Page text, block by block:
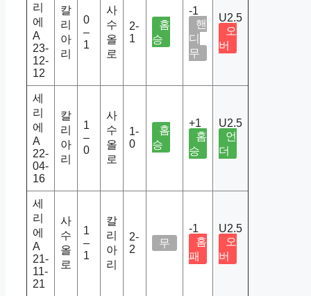
리
에
A
23-
12-
12
칼
리
아
리
0
–
1
사
수
올
로
2-
1
홈
승
-1
핸
디
무
U2.5
오
버
세
리
에
A
22-
04-
16
칼
리
아
리
1
–
0
사
수
올
로
1-
0
홈
승
+1
홈
승
U2.5
언
더
세
리
에
A
21-
11-
21
사
수
올
로
1
–
1
칼
리
아
리
2-
2
무
-1
홈
패
U2.5
오
버